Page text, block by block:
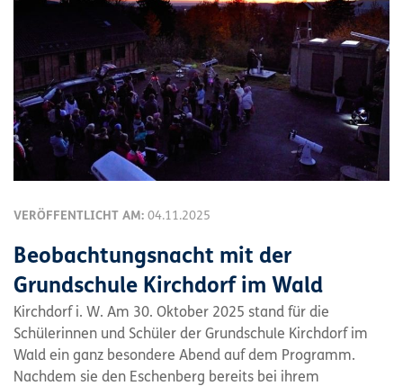
VERÖFFENTLICHT AM: 04.11.2025
Beobachtungsnacht mit der
Grundschule Kirchdorf im Wald
Kirchdorf i. W. Am 30. Oktober 2025 stand für die
Schülerinnen und Schüler der Grundschule Kirchdorf im
Wald ein ganz besondere Abend auf dem Programm.
Nachdem sie den Eschenberg bereits bei ihrem